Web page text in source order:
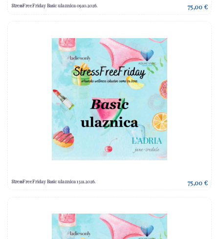
StressFreeFriday Basic ulaznica 09.10.2026. 75,00 €
StressFreeFriday Basic ulaznica 13.11.2026. 75,00 €